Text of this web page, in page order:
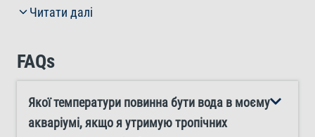
електронний акваріумний обігрівач з високою
20°C до 32°C в акваріумах будь-якого розміру. 3-
забезпечує простий і зручний контроль температури
акваріума з тропічною рибою, тоді як вбудований
Читати далі
FAQs
Якої температури повинна бути вода в моєму
акваріумі, якщо я утримую тропічних